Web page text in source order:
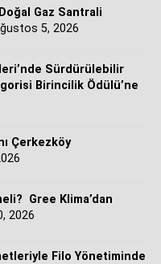
ile gerçekleştirdiği bu
ve
konutlardan ticari
müşterilerine
ve bütüncül sistem
Gaz Santrali
5, 2026
Sürdürülebilir
Birincilik Ödülü’ne
Çerkezköy
Gree Klima’dan
2026
Filo Yönetiminde